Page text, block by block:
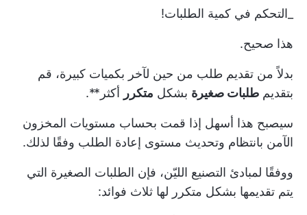
_التحكم في كمية الطلبات!
هذا صحيح.
بدلاً من تقديم طلب من حين لآخر بكميات كبيرة، قم
بتقديم طلبات صغيرة بشكل متكرر أكثر**.
سيصبح هذا أسهل إذا قمت بحساب مستويات المخزون
الآمن بانتظام وتحديث مستوى إعادة الطلب وفقًا لذلك.
ووفقًا لمبادئ التصنيع الليّن، فإن الطلبات الصغيرة التي
يتم تقديمها بشكل متكرر لها ثلاث فوائد: